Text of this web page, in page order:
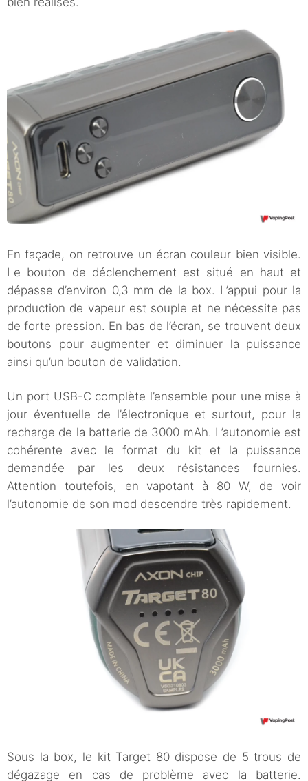
En façade, on retrouve un écran couleur bien visible.
Le bouton de déclenchement est situé en haut et
dépasse d’environ 0,3 mm de la box. L’appui pour la
production de vapeur est souple et ne nécessite pas
de forte pression. En bas de l’écran, se trouvent deux
boutons pour augmenter et diminuer la puissance
ainsi qu’un bouton de validation.
Un port USB-C complète l’ensemble pour une mise à
jour éventuelle de l’électronique et surtout, pour la
recharge de la batterie de 3000 mAh. L’autonomie est
cohérente avec le format du kit et la puissance
demandée par les deux résistances fournies.
Attention toutefois, en vapotant à 80 W, de voir
l’autonomie de son mod descendre très rapidement.
Sous la box, le kit Target 80 dispose de 5 trous de
dégazage en cas de problème avec la batterie.